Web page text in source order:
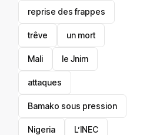
reprise des frappes
trêve un mort
Mali le Jnim
attaques
Bamako sous pression
‎Nigeria L’INEC